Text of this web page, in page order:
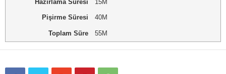
Hazırlama Süresi 15M
Pişirme Süresi 40M
Toplam Süre 55M